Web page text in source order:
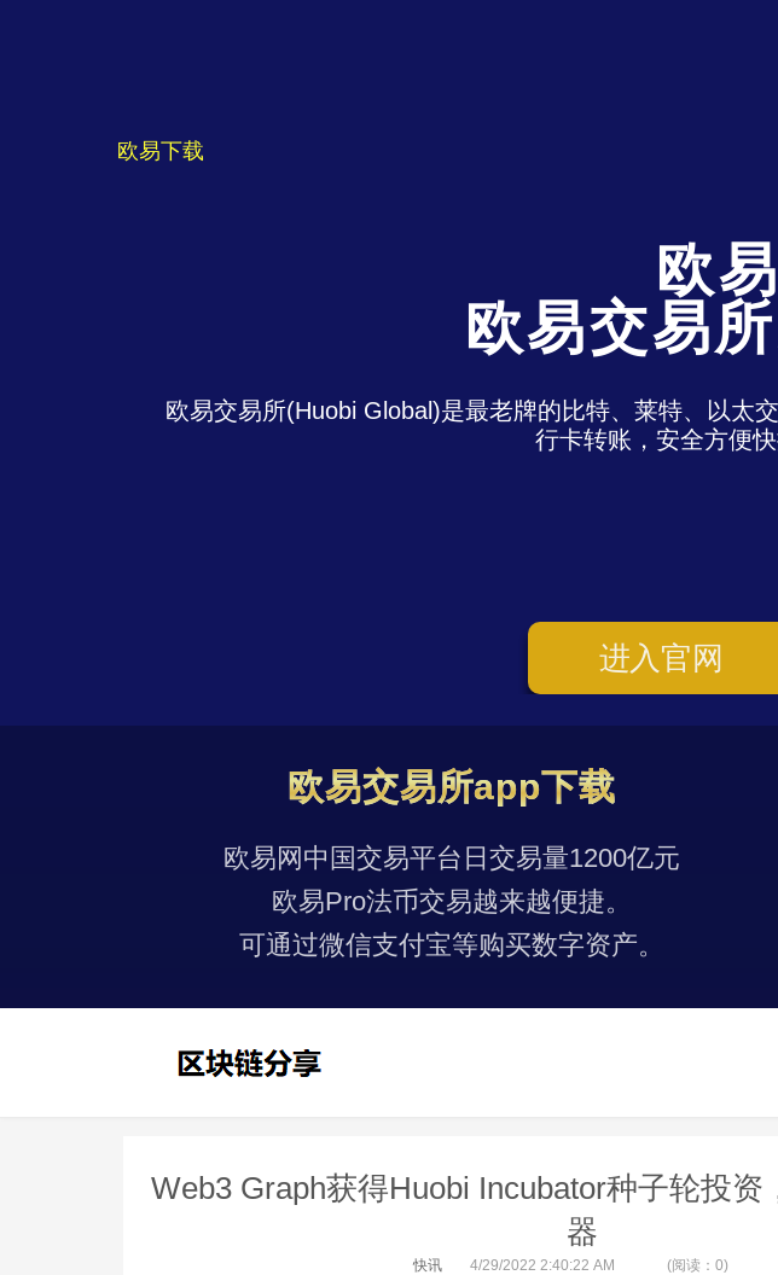
欧易下载
欧
欧易交易
欧易交易所(Huobi Global)是最老牌的比特、莱特、以太
行卡转账，安全方便
进入官网
欧易交易所app下载
欧易网中国交易平台日交易量1200亿元
欧易Pro法币交易越来越便捷。
可通过微信支付宝等购买数字资产。
Web3 Graph获得Huobi Incubator种子轮投资
器
快讯 4/29/2022 2:40:22 AM (阅读：0)